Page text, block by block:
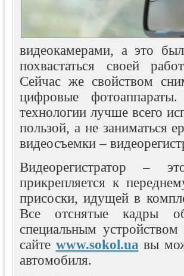
видеокамерами, а это
похвастаться своей
Сейчас же свойством
цифровые
технологии лучше всего
пользой, а не заниматься
видеосъемки –
Видеорегистратор –
прикрепляется к
присоски, идущей в
Все отснятые кадры
специальным
сайте www.sokol.ua вы
автомобиля.